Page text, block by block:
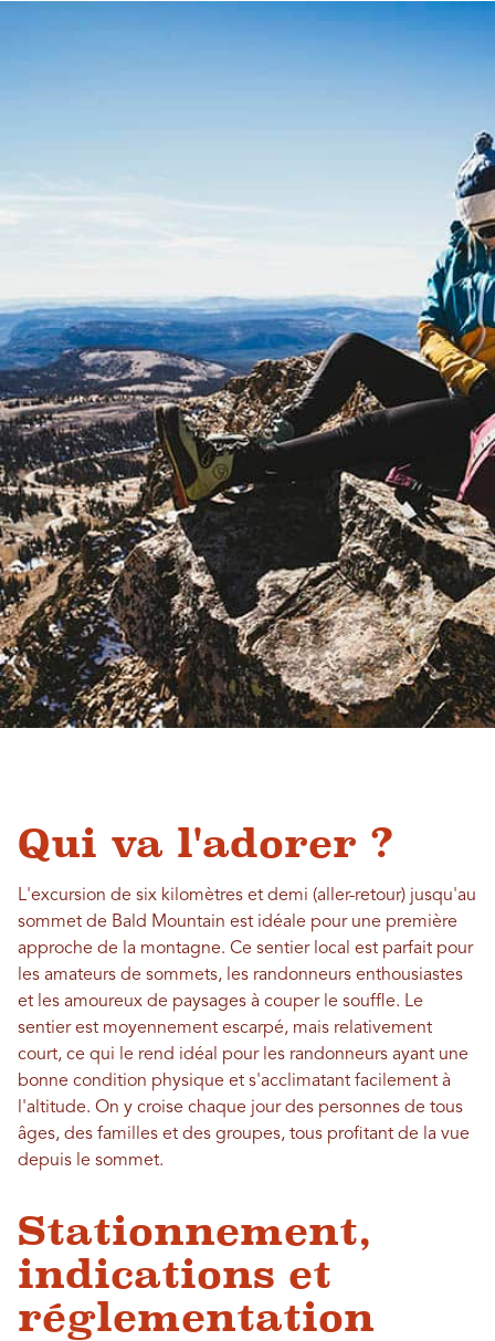
Qui va l'adorer ?
L'excursion de six kilomètres et demi (aller-retour) jusqu'au
sommet de Bald Mountain est idéale pour une première
approche de la montagne. Ce sentier local est parfait pour
les amateurs de sommets, les randonneurs enthousiastes
et les amoureux de paysages à couper le souffle. Le
sentier est moyennement escarpé, mais relativement
court, ce qui le rend idéal pour les randonneurs ayant une
bonne condition physique et s'acclimatant facilement à
l'altitude. On y croise chaque jour des personnes de tous
âges, des familles et des groupes, tous profitant de la vue
depuis le sommet.
Stationnement,
indications et
réglementation